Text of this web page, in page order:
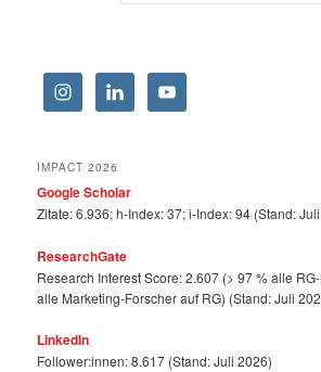
IMPACT 2026
Google Scholar
Zitate: 6.936; h-Index: 37; i-Index: 94 (Stand:
ResearchGate
Research Interest Score: 2.607 (> 97 % alle
alle Marketing-Forscher auf RG) (Stand: Juli
LinkedIn
Follower:innen: 8.617 (Stand: Juli 2026)